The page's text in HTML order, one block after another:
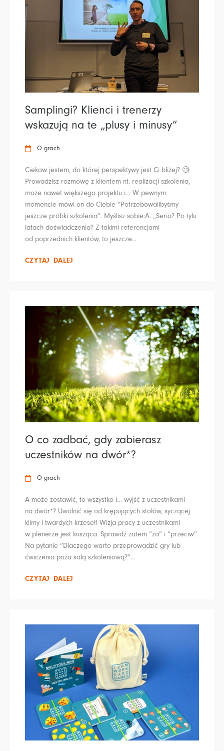
Samplingi? Klienci i trenerzy
wskazują na te „plusy i minusy”
O grach
Ciekaw jestem, do której perspektywy jest Ci bliżej? 🧐
Prowadzisz rozmowę z klientem nt. realizacji szkolenia,
może nawet większego projektu i… W pewnym
momencie mówi on do Ciebie “Potrzebowalibyśmy
jeszcze próbki szkolenia”. Myślisz sobie:A. „Serio? Po tylu
latach doświadczenia? Z takimi referencjami
od poprzednich klientów, to jeszcze...
CZYTAJ DALEJ
O co zadbać, gdy zabierasz
uczestników na dwór*?
O grach
A może zostawić, to wszystko i… wyjść z uczestnikami
na dwór*? Uwolnić się od krępujących stołów, syczącej
klimy i twardych krzeseł! Wizja pracy z uczestnikami
w plenerze jest kusząca. Sprawdź zatem “za” i “przeciw”.
Na pytanie “Dlaczego warto przeprowadzić gry lub
ćwiczenia poza salą szkoleniową?”...
CZYTAJ DALEJ